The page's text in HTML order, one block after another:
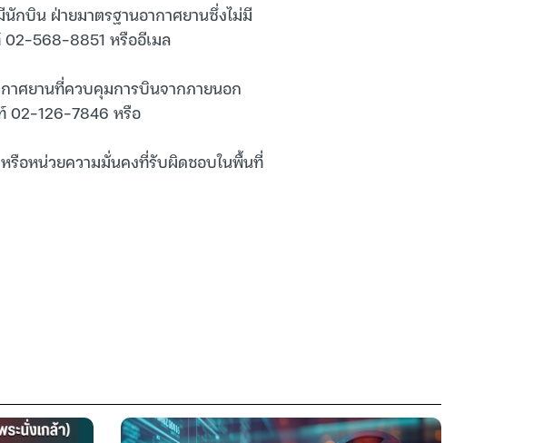
กบิน ฝ่ายมาตรฐานอากาศยานซึ่งไม่มี
02-568-8851 หรืออีเมล
าศยานที่ควบคุมการบินจากภายนอก
02-126-7846 หรือ
รือหน่วยความมั่นคงที่รับผิดชอบในพื้นที่